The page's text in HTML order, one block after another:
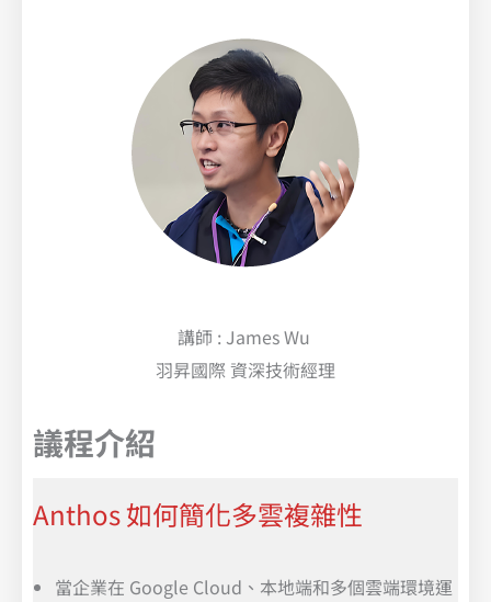
講師 : James Wu
羽昇國際 資深技術經理
議程介紹
Anthos 如何簡化多雲複雜性
當企業在 Google Cloud、本地端和多個雲端環境運